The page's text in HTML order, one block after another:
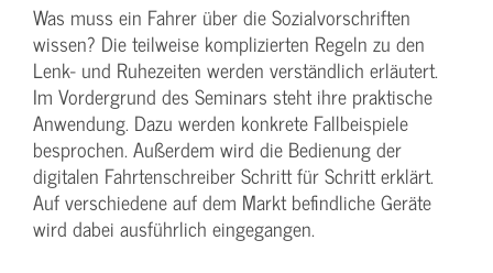
Was muss ein Fahrer über die Sozialvorschriften
wissen? Die teilweise komplizierten Regeln zu den
Lenk- und Ruhezeiten werden verständlich erläutert.
Im Vordergrund des Seminars steht ihre praktische
Anwendung. Dazu werden konkrete Fallbeispiele
besprochen. Außerdem wird die Bedienung der
digitalen Fahrtenschreiber Schritt für Schritt erklärt.
Auf verschiedene auf dem Markt befindliche Geräte
wird dabei ausführlich eingegangen.